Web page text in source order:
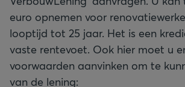
euro opnemen voor
looptijd tot 25 jaar. Het is een
vaste rentevoet. Ook hier moet u
voorwaarden aanvinken om te
van de lening: